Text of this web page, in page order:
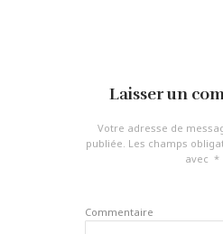
Laisser un
Votre adresse de
publiée. Les champs
avec *
Commentaire